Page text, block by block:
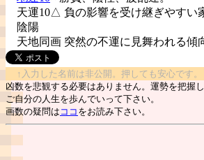
天運10△ 負の影響を受け継ぎやすい
陰陽
天地同画 突然の不運に見舞われる傾
↑入力した名前は非公開。押しても安心です。
凶数を悲観する必要はありません。運勢を把握
ご自分の人生を歩んでいって下さい。
画数の疑問は ココ をお読み下さい。